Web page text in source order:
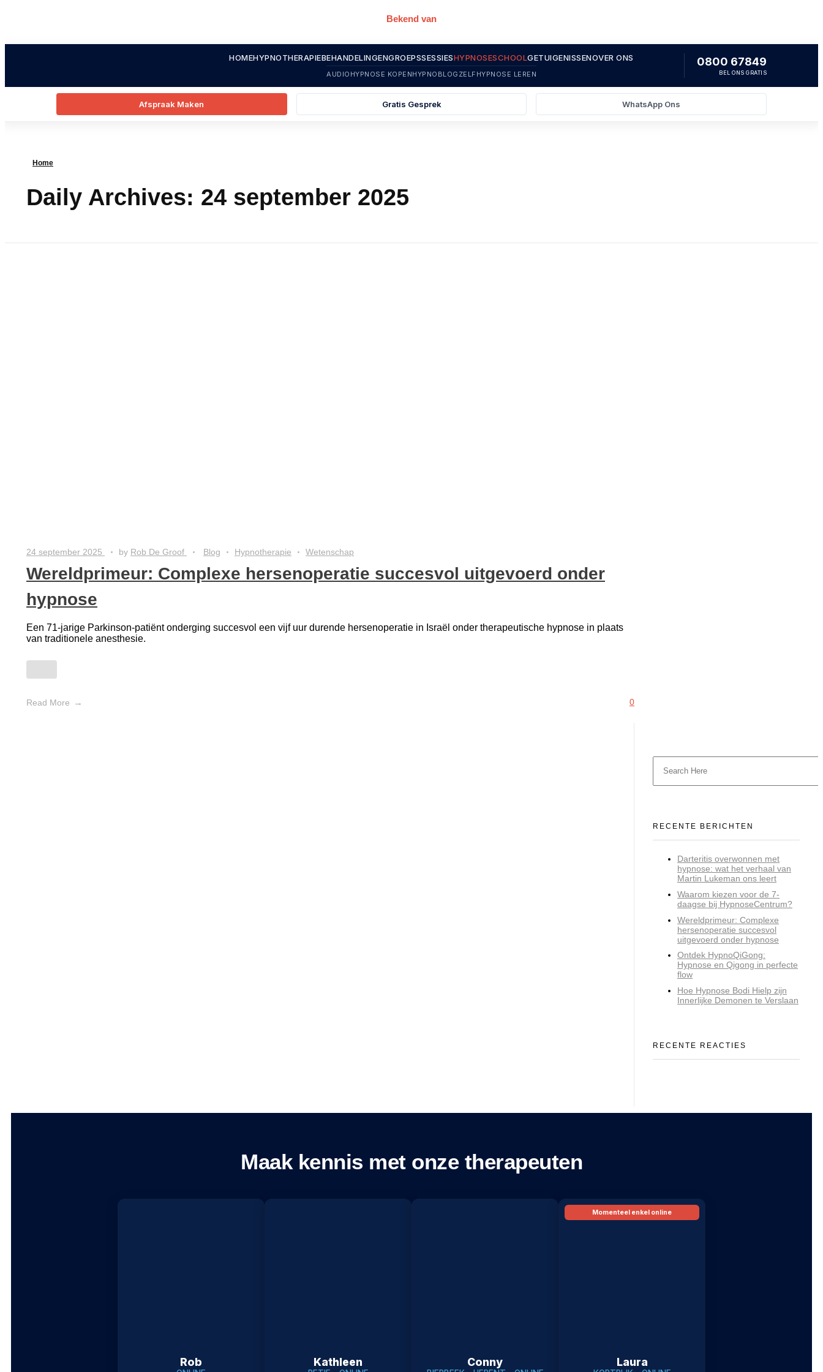
Bekend van
HOMEHYPNOTHERAPIEBEHANDELINGENGROEPSSESSIESHYPNOSESCHOOLGETUIGENISSENOVER ONS
AUDIOHYPNOSE KOPENHYPNOBLOG ZELFHYPNOSE LEREN
0800 67849
BEL ONS GRATIS
Afspraak Maken Gratis Gesprek WhatsApp Ons
Home
Daily Archives: 24 september 2025
24 september 2025 by Rob De Groof Blog Hypnotherapie Wetenschap
Wereldprimeur: Complexe hersenoperatie succesvol uitgevoerd onder
hypnose
Een 71-jarige Parkinson-patiënt onderging succesvol een vijf uur durende hersenoperatie in Israël onder therapeutische hypnose in plaats
van traditionele anesthesie.
Read More 0
RECENTE BERICHTEN
Darteritis overwonnen met
hypnose: wat het verhaal van
Martin Lukeman ons leert
Waarom kiezen voor de 7-
daagse bij HypnoseCentrum?
Wereldprimeur: Complexe
hersenoperatie succesvol
uitgevoerd onder hypnose
Ontdek HypnoQiGong:
Hypnose en Qigong in perfecte
flow
Hoe Hypnose Bodi Hielp zijn
Innerlijke Demonen te Verslaan
RECENTE REACTIES
Maak kennis met onze therapeuten
Rob Kathleen Conny
Momenteel enkel online
Laura